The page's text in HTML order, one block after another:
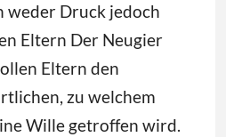
weder Druck jedoch
Eltern Der Neugier
Eltern den
zu welchem
Wille getroffen wird.